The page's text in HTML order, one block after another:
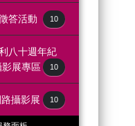
答活動 10
八十週年紀
展專區
10
攝影展 10